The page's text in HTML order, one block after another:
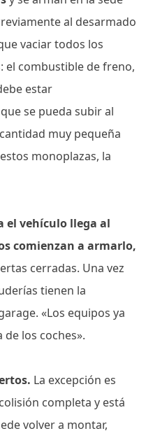
al desarmado
vaciar todos los
el combustible de freno,
estar
se pueda subir al
muy pequeña
monoplazas, la
el vehículo llega al
comienzan a armarlo,
cerradas. Una vez
tienen la
«Los equipos ya
los coches».
La excepción es
completa y está
volver a montar,